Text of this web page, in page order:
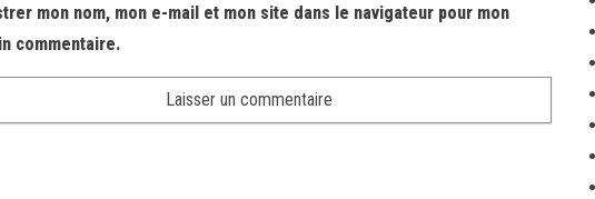
mon nom, mon e-mail et mon site dans le navigateur pour mon
commentaire.